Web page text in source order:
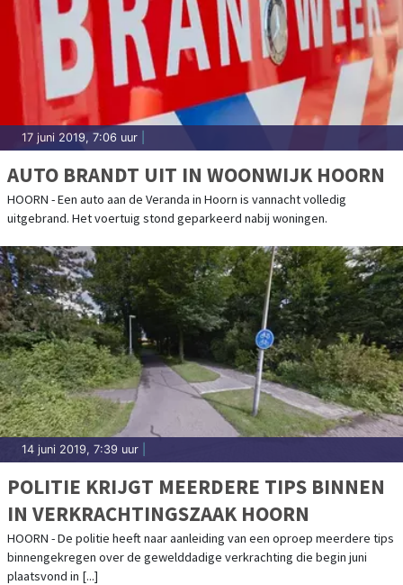
17 juni 2019, 7:06 uur
AUTO BRANDT UIT IN WOONWIJK HOORN
HOORN - Een auto aan de Veranda in Hoorn is vannacht volledig
uitgebrand. Het voertuig stond geparkeerd nabij woningen.
14 juni 2019, 7:39 uur
POLITIE KRIJGT MEERDERE TIPS BINNEN
IN VERKRACHTINGSZAAK HOORN
HOORN - De politie heeft naar aanleiding van een oproep meerdere tips
binnengekregen over de gewelddadige verkrachting die begin juni
plaatsvond in [...]